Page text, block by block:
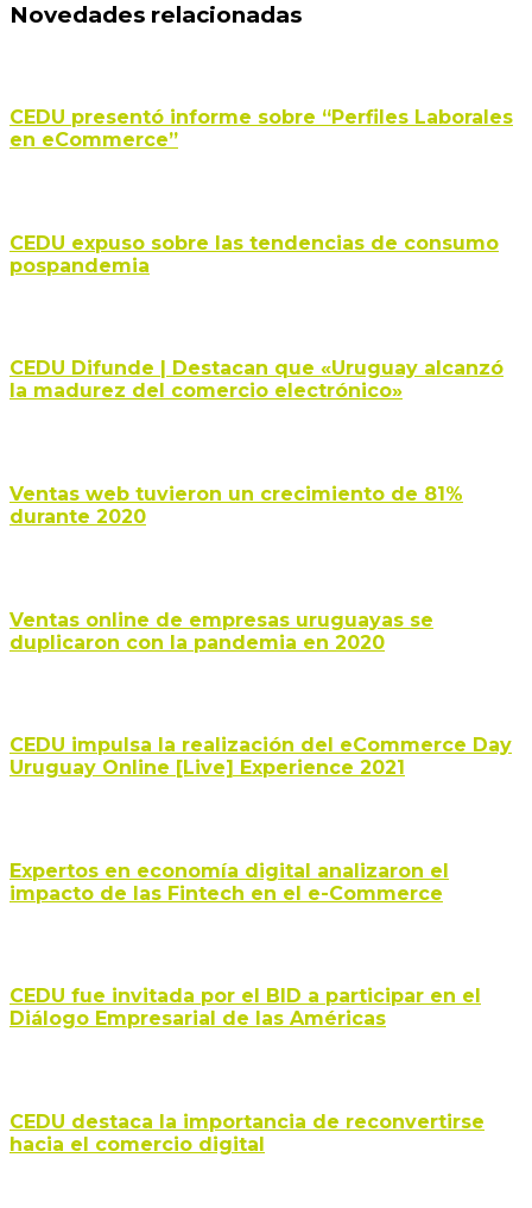
Novedades relacionadas
CEDU presentó informe sobre “Perfiles Laborales
en eCommerce”
CEDU expuso sobre las tendencias de consumo
pospandemia
CEDU Difunde | Destacan que «Uruguay alcanzó
la madurez del comercio electrónico»
Ventas web tuvieron un crecimiento de 81%
durante 2020
Ventas online de empresas uruguayas se
duplicaron con la pandemia en 2020
CEDU impulsa la realización del eCommerce Day
Uruguay Online [Live] Experience 2021
Expertos en economía digital analizaron el
impacto de las Fintech en el e-Commerce
CEDU fue invitada por el BID a participar en el
Diálogo Empresarial de las Américas
CEDU destaca la importancia de reconvertirse
hacia el comercio digital